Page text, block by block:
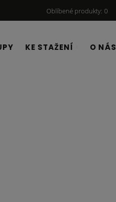
Oblíbené produkty 0
KE STAŽENÍ O NÁS